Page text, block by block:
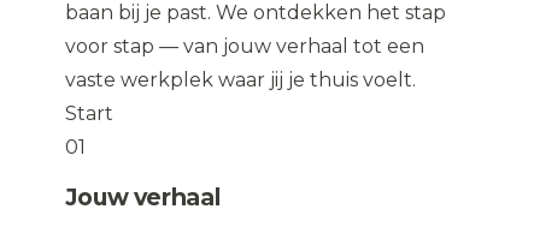
baan bij je past. We ontdekken het stap
voor stap — van jouw verhaal tot een
vaste werkplek waar jij je thuis voelt.
Start
01
Jouw verhaal